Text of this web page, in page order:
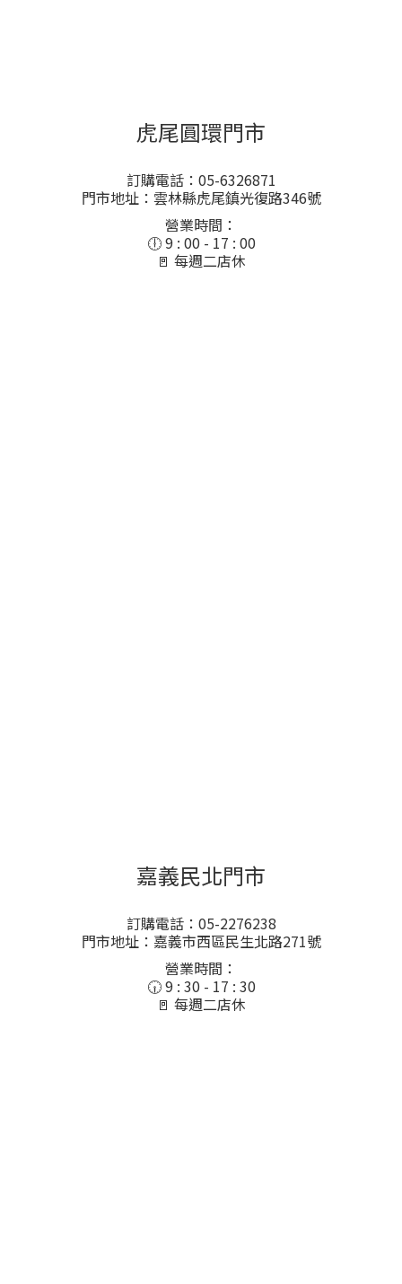
虎尾圓環門市
訂購電話：05-6326871
門市地址：雲林縣虎尾鎮光復路346號
營業時間：
🕕 9 : 00 - 17 : 00
🚪 每週二店休
嘉義民北門市
訂購電話：05-2276238
門市地址：嘉義市西區民生北路271號
營業時間：
🕡 9 : 30 - 17 : 30
🚪 每週二店休